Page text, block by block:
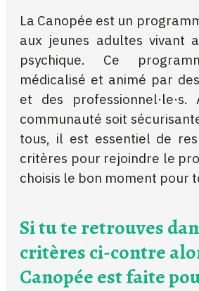
La Canopée est un
aux jeunes adultes vivant
psychique. Ce
médicalisé et animé par
et des
communauté soit
tous, il est essentiel de
critères pour rejoindre le
choisis le bon moment pour
Si tu te retrouves
critères ci-contre
Canopée est faite